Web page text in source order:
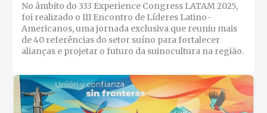
No âmbito do 333 Experience Congress LATAM 2025,
foi realizado o III Encontro de Líderes Latino-
Americanos, uma jornada exclusiva que reuniu mais
de 40 referências do setor suíno para fortalecer
alianças e projetar o futuro da suinocultura na região.